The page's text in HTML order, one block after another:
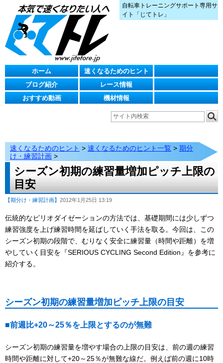
自転車トレーニングサポート専用サ
イト「じてトレ」
ホーム
速くなるためのヒント
ブログ紹介
レース情報
おすすめ動画
機材情報
速くなるためのヒント > 速くなるためのヒント一覧 > 期分
け・練習計画 >
シーズン初期の練習量増加ピッチ上限の
目安
【期分け・練習計画】 2012年1月25日 13:19
伝統的なピリオダイゼーションの方法では、基礎期間には少しずつ
練習強度を上げ練習時間を延ばしていく手法を取る。今回は、この
シーズン初期の段階で、むりなく安全に練習量（時間や距離）を増
やしていく目安を『SERIOUS CYCLING Second Edition』を参考に
紹介する。
シーズン初期の練習量増加ピッチ上限の目安
■前週比+20～25％を上限とするのが無難
シーズン初期の練習量を増やす場合の上限の目安は、前の週の練習
時間や距離に対して+20～25％が無難な線だ。例えば前の週に10時